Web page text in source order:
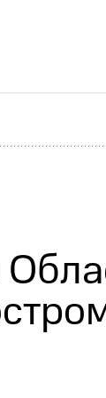
в регионе
Рынок